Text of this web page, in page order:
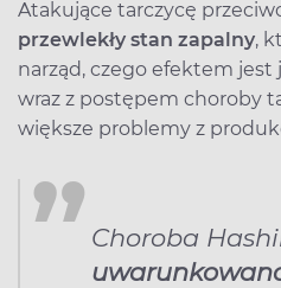
Atakujące tarczycę
przewlekły stan zapalny,
narząd, czego efektem jest
wraz z postępem choroby
większe problemy z
Choroba